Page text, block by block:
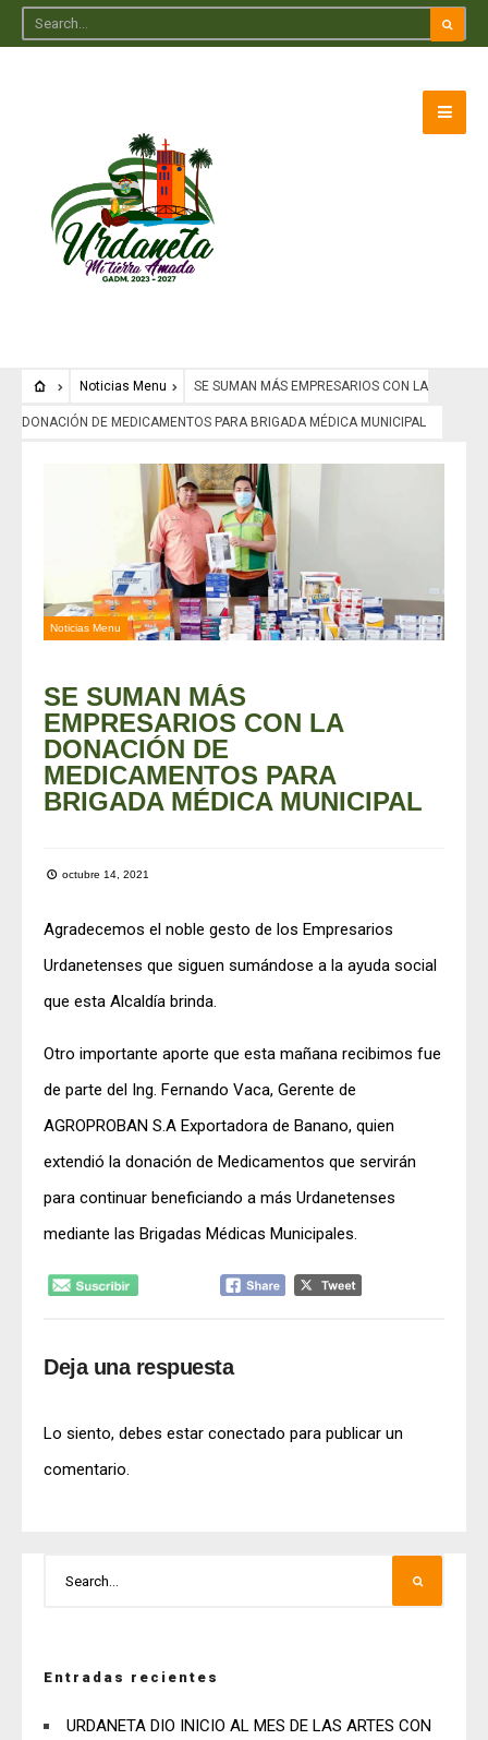
Noticias Menu SE SUMAN MÁS EMPRESARIOS CON LA
DONACIÓN DE MEDICAMENTOS PARA BRIGADA MÉDICA MUNICIPAL
Noticias Menu
SE SUMAN MÁS
EMPRESARIOS CON LA
DONACIÓN DE
MEDICAMENTOS PARA
BRIGADA MÉDICA MUNICIPAL
octubre 14, 2021
Agradecemos el noble gesto de los Empresarios
Urdanetenses que siguen sumándose a la ayuda social
que esta Alcaldía brinda.
Otro importante aporte que esta mañana recibimos fue
de parte del Ing. Fernando Vaca, Gerente de
AGROPROBAN S.A Exportadora de Banano, quien
extendió la donación de Medicamentos que servirán
para continuar beneficiando a más Urdanetenses
mediante las Brigadas Médicas Municipales.
Deja una respuesta
Lo siento, debes estar conectado para publicar un
comentario.
Entradas recientes
URDANETA DIO INICIO AL MES DE LAS ARTES CON